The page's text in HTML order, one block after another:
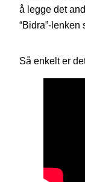
å legge det
“Bidra”-lenken
Så enkelt er